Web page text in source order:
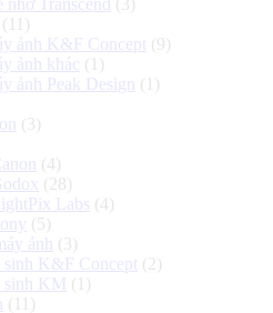
(11)
ảnh K&F Concept (9)
ảnh khác (1)
ảnh Peak Design
(1)
(3)
(4)
(28)
Labs (4)
(5)
ảnh
(3)
sinh K&F Concept (2)
sinh KM (1)
(11)